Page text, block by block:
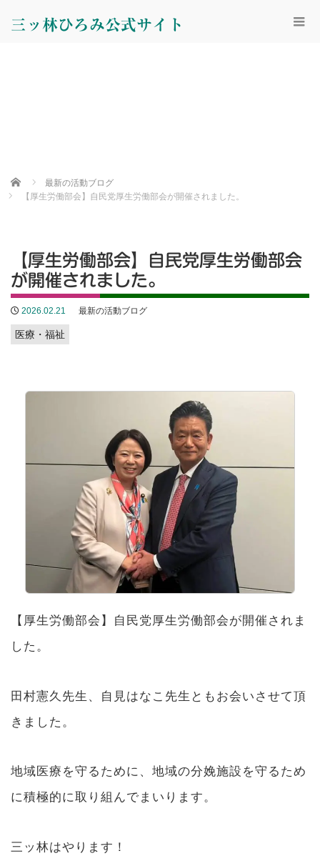
三ッ林ひろみ公式サイト
Home
最新の活動ブログ
【厚生労働部会】自民党厚生労働部会が開催されました。
【厚生労働部会】自民党厚生労働部会
が開催されました。
2026.02.21 最新の活動ブログ
医療・福祉
【厚生労働部会】自民党厚生労働部会が開催されま
した。
田村憲久先生、自見はなこ先生ともお会いさせて頂
きました。
地域医療を守るために、地域の分娩施設を守るため
に積極的に取り組んでまいります。
三ッ林はやります！